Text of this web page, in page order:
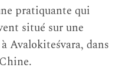
pratiquante qui
situé sur une
Avalokiteśvara, dans